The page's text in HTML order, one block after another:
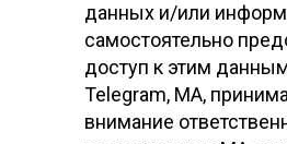
данных и/или
самостоятельно
доступ к этим
Telegram, МА,
внимание